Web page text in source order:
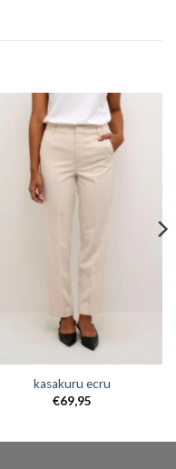
kasakuru ecru
€69,95